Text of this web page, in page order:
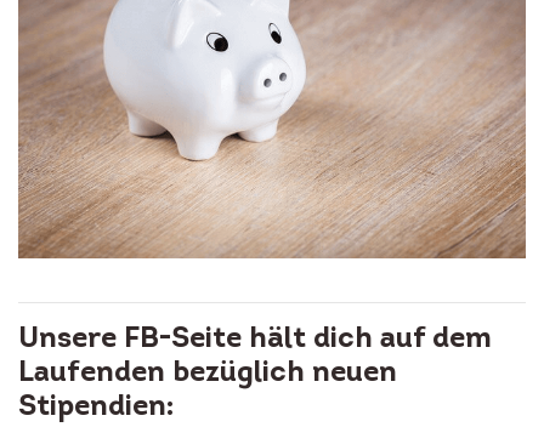
Unsere FB-Seite hält dich auf dem
Laufenden bezüglich neuen
Stipendien: